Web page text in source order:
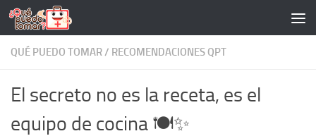
Saltar al contenido
QUÉ PUEDO TOMAR/ RECOMENDACIONES QPT
El secreto no es la receta, es el
equipo de cocina 🍽️✨